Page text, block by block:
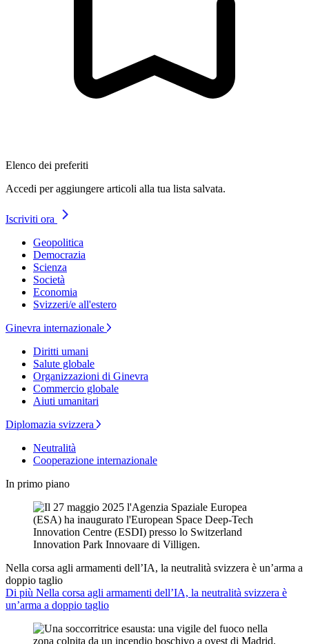
Elenco dei preferiti
Accedi per aggiungere articoli alla tua lista salvata.
Iscriviti ora
Geopolitica
Democrazia
Scienza
Società
Economia
Svizzeri/e all'estero
Ginevra internazionale
Diritti umani
Salute globale
Organizzazioni di Ginevra
Commercio globale
Aiuti umanitari
Diplomazia svizzera
Neutralità
Cooperazione internazionale
In primo piano
Nella corsa agli armamenti dell’IA, la neutralità svizzera è un’arma a
doppio taglio
Di più Nella corsa agli armamenti dell’IA, la neutralità svizzera è
un’arma a doppio taglio